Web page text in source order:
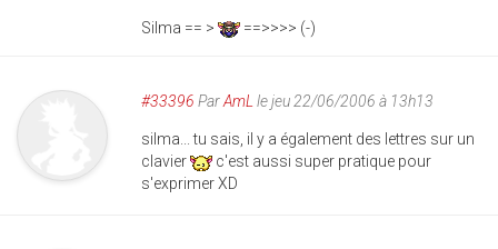
Silma == > ==>>>> (-)
#33396 ParAmLle jeu 22/06/2006 à 13h13
silma... tu sais, il y a également des lettres sur un
clavier
c'est aussi super pratique pour
s'exprimer XD